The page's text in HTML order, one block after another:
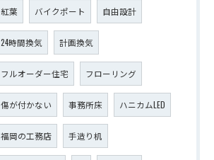
紅葉 バイクポート 自由設計
24時間換気 計画換気
フルオーダー住宅 フローリング
傷が付かない 事務所床 ハニカムLED
福岡の工務店 手造り机